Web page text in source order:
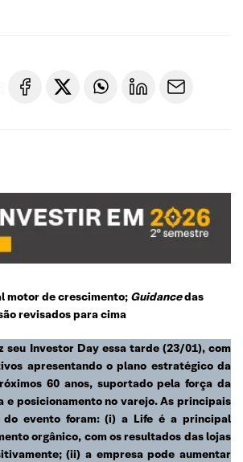
motor de crescimento; Guidancedas
revisados para cima
seu Investor Day essa tarde (23/01), com
apresentando o plano estratégico da
60 anos, suportado pela força da
e posicionamento no varejo. As principais
do evento foram: (i) a Life é a principal
orgânico, com os resultados das lojas
(ii) a empresa pode aumentar